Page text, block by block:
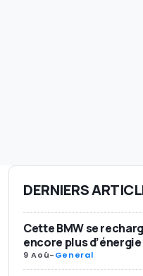
DERNIERS
Cette BMW se
encore plus d’énergie
9 Aoû-General